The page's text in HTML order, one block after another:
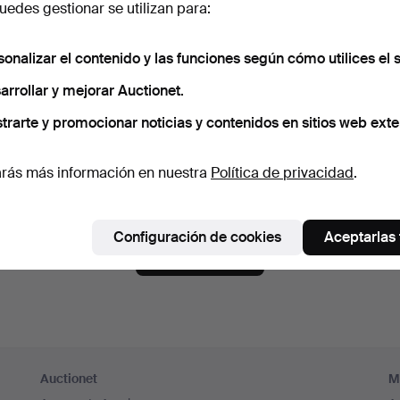
a la newsletter de Auctionet.
consejos de nuestros expertos, lotes seleccionados e
mayor de 18 años y acepto los términos y condiciones de uso
Auctionet
gestionar se utilizan para:
el contenido y las funciones según cómo utilices el
y mejorar Auctionet.
y promocionar noticias y contenidos en sitios web
más información en nuestra Política de privacidad.
Configuración de cookies Aceptarlas